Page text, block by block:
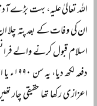
اللہ تعالیٰ علیہ، بہت بڑے
ان کی وفات کے بعد پتہ چلا
اسلام قبول کرنے والے
اعزازی رکھا تھا حقیقی